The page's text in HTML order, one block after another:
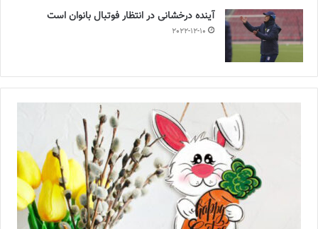
آینده درخشانی در انتظار فوتبال بانوان است
2022-12-10